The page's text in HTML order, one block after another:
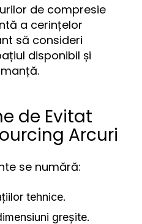
de compresie
a cerințelor
să consideri
disponibil și
de Evitat
Arcuri
se numără:
tehnice.
greșite.